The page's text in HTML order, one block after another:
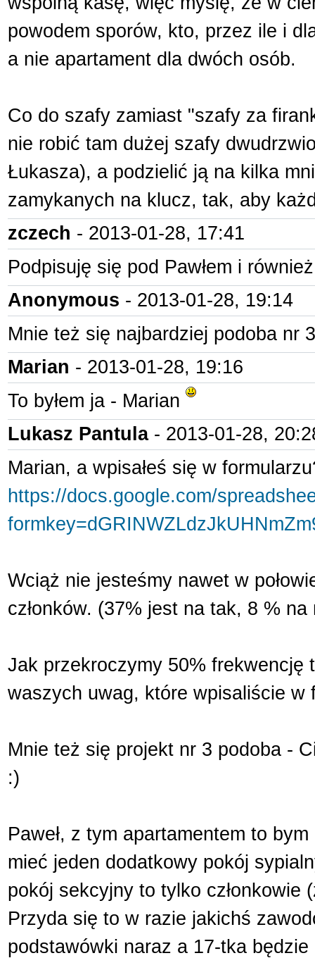
powodem sporów, kto, przez ile i
a nie apartament dla dwóch osób.
Co do szafy zamiast "szafy za
nie robić tam dużej szafy
Łukasza), a podzielić ją na kilka
zamykanych na klucz, tak, aby
zczech - 2013-01-28, 17:41
Podpisuję się pod Pawłem i
Anonymous - 2013-01-28, 19:14
Mnie też się najbardziej podoba nr
Marian - 2013-01-28, 19:16
To byłem ja - Marian
Lukasz Pantula- 2013-01-28,
Marian, a wpisałeś się w
https://docs.google.com/
Wciąż nie jesteśmy nawet w
członków. (37% jest na tak, 8 %
Jak przekroczymy 50% frekwencję
waszych uwag, które wpisaliście w
Mnie też się projekt nr 3 podoba -
:)
Paweł, z tym apartamentem to
mieć jeden dodatkowy pokój
pokój sekcyjny to tylko
Przyda się to w razie jakichś
podstawówki naraz a 17-tka